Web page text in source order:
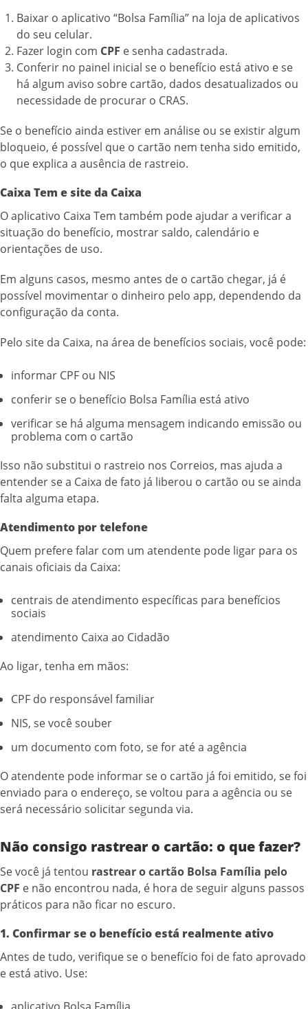
Baixar o aplicativo “Bolsa Família” na loja de aplicativos
do seu celular.
Fazer login com CPF e senha cadastrada.
Conferir no painel inicial se o benefício está ativo e se
há algum aviso sobre cartão, dados desatualizados ou
necessidade de procurar o CRAS.
Se o benefício ainda estiver em análise ou se existir algum
bloqueio, é possível que o cartão nem tenha sido emitido,
o que explica a ausência de rastreio.
Caixa Tem e site da Caixa
O aplicativo Caixa Tem também pode ajudar a verificar a
situação do benefício, mostrar saldo, calendário e
orientações de uso.
Em alguns casos, mesmo antes de o cartão chegar, já é
possível movimentar o dinheiro pelo app, dependendo da
configuração da conta.
Pelo site da Caixa, na área de benefícios sociais, você pode:
informar CPF ou NIS
conferir se o benefício Bolsa Família está ativo
verificar se há alguma mensagem indicando emissão ou
problema com o cartão
Isso não substitui o rastreio nos Correios, mas ajuda a
entender se a Caixa de fato já liberou o cartão ou se ainda
falta alguma etapa.
Atendimento por telefone
Quem prefere falar com um atendente pode ligar para os
canais oficiais da Caixa:
centrais de atendimento específicas para benefícios
sociais
atendimento Caixa ao Cidadão
Ao ligar, tenha em mãos:
CPF do responsável familiar
NIS, se você souber
um documento com foto, se for até a agência
O atendente pode informar se o cartão já foi emitido, se foi
enviado para o endereço, se voltou para a agência ou se
será necessário solicitar segunda via.
Não consigo rastrear o cartão: o que fazer?
Se você já tentou rastrear o cartão Bolsa Família pelo
CPF e não encontrou nada, é hora de seguir alguns passos
práticos para não ficar no escuro.
1. Confirmar se o benefício está realmente ativo
Antes de tudo, verifique se o benefício foi de fato aprovado
e está ativo. Use: